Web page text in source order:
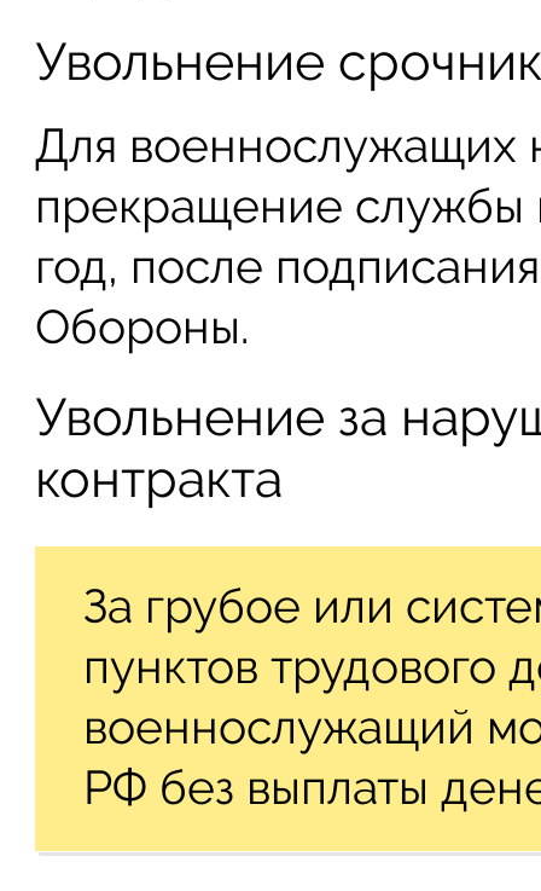
Увольнение
Для военнослужащих
прекращение службы
год, после
Обороны.
Увольнение за
контракта
За грубое или
пунктов трудового
военнослужащий
РФ без выплаты